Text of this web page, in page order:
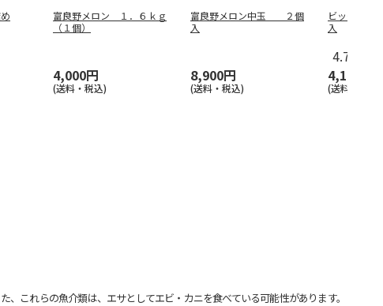
富良野メロン １．６ｋｇ
（１個）
4,000円
(送料・税込)
富良野メロン中玉 ２個
入
8,900円
(送料・税込)
ビッグマス
入
4.7
4,150円
(送料・税込)
これらの魚介類は、エサとしてエビ・カニを食べている可能性があります。